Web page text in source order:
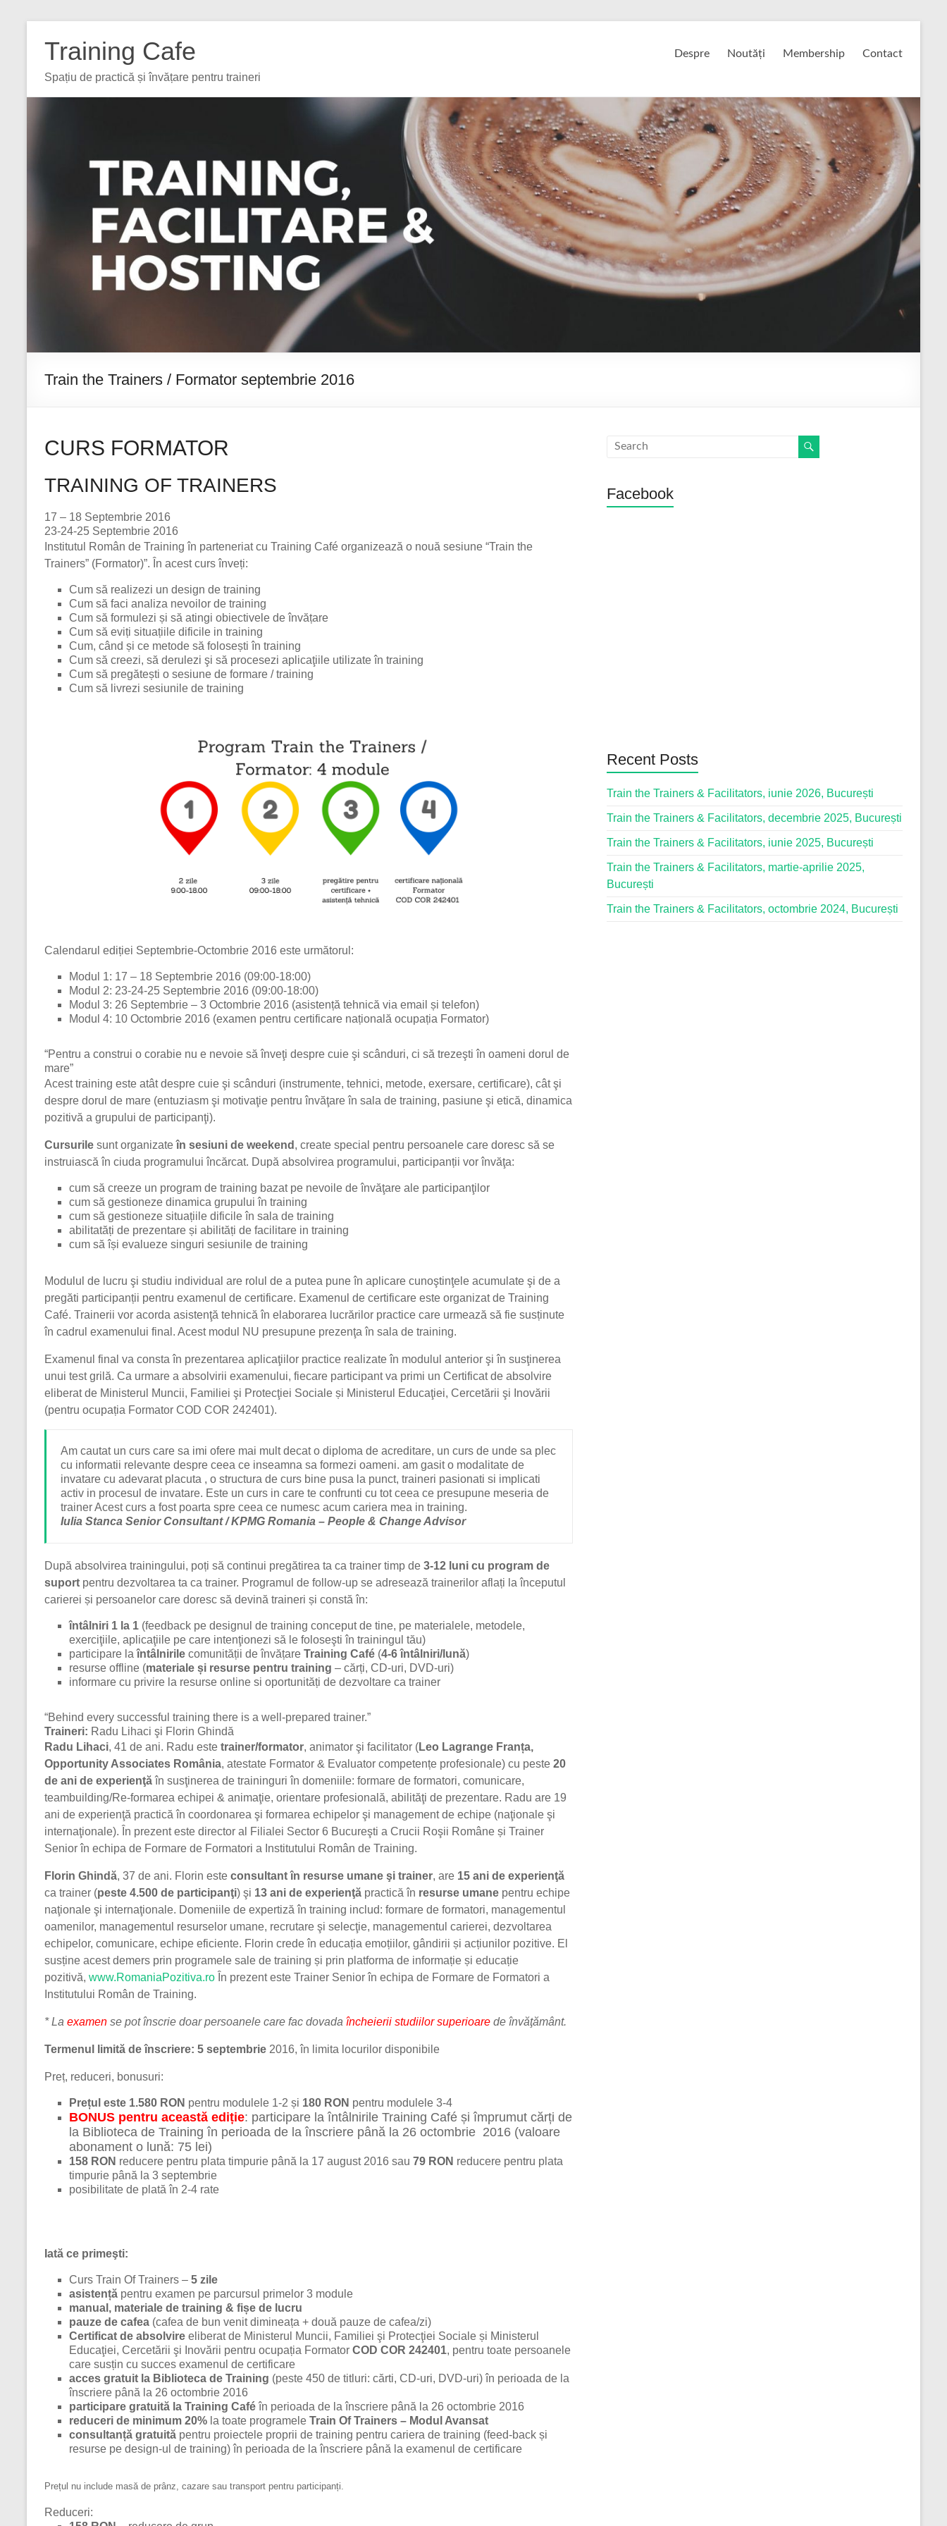
Training Cafe
Spațiu de practică și învățare pentru traineri
Despre Noutăți Membership Contact
Train the Trainers / Formator septembrie 2016
CURS FORMATOR
TRAINING OF TRAINERS
17 – 18 Septembrie 2016
23-24-25 Septembrie 2016
Institutul Român de Training în parteneriat cu Training Café organizează o nouă sesiune “Train the
Trainers” (Formator)”. În acest curs înveți:
Cum să realizezi un design de training
Cum să faci analiza nevoilor de training
Cum să formulezi și să atingi obiectivele de învățare
Cum să eviți situațiile dificile in training
Cum, când și ce metode să folosești în training
Cum să creezi, să derulezi şi să procesezi aplicaţiile utilizate în training
Cum să pregătești o sesiune de formare / training
Cum să livrezi sesiunile de training
Calendarul ediției Septembrie-Octombrie 2016 este următorul:
Modul 1: 17 – 18 Septembrie 2016 (09:00-18:00)
Modul 2: 23-24-25 Septembrie 2016 (09:00-18:00)
Modul 3: 26 Septembrie – 3 Octombrie 2016 (asistență tehnică via email și telefon)
Modul 4: 10 Octombrie 2016 (examen pentru certificare națională ocupația Formator)
“Pentru a construi o corabie nu e nevoie să înveţi despre cuie şi scânduri, ci să trezeşti în oameni dorul de
mare”
Acest training este atât despre cuie şi scânduri (instrumente, tehnici, metode, exersare, certificare), cât şi
despre dorul de mare (entuziasm şi motivaţie pentru învăţare în sala de training, pasiune şi etică, dinamica
pozitivă a grupului de participanţi).
Cursurile sunt organizateîn sesiuni de weekend , create special pentru persoanele care doresc să se
instruiască în ciuda programului încărcat. După absolvirea programului, participanții vor învăţa:
cum să creeze un program de training bazat pe nevoile de învăţare ale participanţilor
cum să gestioneze dinamica grupului în training
cum să gestioneze situațiile dificile în sala de training
abilitatăți de prezentare și abilități de facilitare in training
cum să își evalueze singuri sesiunile de training
Modulul de lucru şi studiu individual are rolul de a putea pune în aplicare cunoştinţele acumulate şi de a
pregăti participanții pentru examenul de certificare. Examenul de certificare este organizat de Training
Café. Trainerii vor acorda asistenţă tehnică în elaborarea lucrărilor practice care urmează să fie susținute
în cadrul examenului final. Acest modul NU presupune prezenţa în sala de training.
Examenul final va consta în prezentarea aplicaţiilor practice realizate în modulul anterior şi în susţinerea
unui test grilă. Ca urmare a absolvirii examenului, fiecare participant va primi un Certificat de absolvire
eliberat de Ministerul Muncii, Familiei şi Protecţiei Sociale și Ministerul Educaţiei, Cercetării şi Inovării
(pentru ocupația Formator COD COR 242401).
Am cautat un curs care sa imi ofere mai mult decat o diploma de acreditare, un curs de unde sa plec
cu informatii relevante despre ceea ce inseamna sa formezi oameni. am gasit o modalitate de
invatare cu adevarat placuta , o structura de curs bine pusa la punct, traineri pasionati si implicati
activ in procesul de invatare. Este un curs in care te confrunti cu tot ceea ce presupune meseria de
trainer Acest curs a fost poarta spre ceea ce numesc acum cariera mea in training.
Iulia Stanca Senior Consultant / KPMG Romania – People & Change Advisor
După absolvirea trainingului, poți să continui pregătirea ta ca trainer timp de 3-12 luni cu program de
suport pentru dezvoltarea ta ca trainer. Programul de follow-up se adresează trainerilor aflați la începutul
carierei și persoanelor care doresc să devină traineri și constă în:
întâlniri 1 la 1 (feedback pe designul de training conceput de tine, pe materialele, metodele,
exerciţiile, aplicaţiile pe care intenţionezi să le foloseşti în trainingul tău)
participare laîntâlnirile comunității de învățare Training Café (4-6 întâlniri/lună)
resurse offline (materiale și resurse pentru training – cărți, CD-uri, DVD-uri)
informare cu privire la resurse online si oportunități de dezvoltare ca trainer
“Behind every successful training there is a well-prepared trainer.”
Traineri: Radu Lihaci şi Florin Ghindă
Radu Lihaci, 41 de ani. Radu este trainer/formator, animator şi facilitator (Leo Lagrange Franța,
Opportunity Associates România, atestate Formator & Evaluator competențe profesionale) cu peste 20
de ani de experienţăîn susţinerea de traininguri în domeniile: formare de formatori, comunicare,
teambuilding/Re-formarea echipei & animaţie, orientare profesională, abilităţi de prezentare. Radu are 19
ani de experienţă practică în coordonarea şi formarea echipelor şi management de echipe (naţionale şi
internaţionale). În prezent este director al Filialei Sector 6 Bucureşti a Crucii Roşii Române și Trainer
Senior în echipa de Formare de Formatori a Institutului Român de Training.
Florin Ghindă, 37 de ani. Florin este consultant în resurse umane şi trainer, are 15 ani de experienţă
ca trainer (peste 4.500 de participanţi) şi 13 ani de experienţă practică în resurse umane pentru echipe
naţionale şi internaţionale. Domeniile de expertiză în training includ: formare de formatori, managementul
oamenilor, managementul resurselor umane, recrutare şi selecţie, managementul carierei, dezvoltarea
echipelor, comunicare, echipe eficiente. Florin crede în educația emoțiilor, gândirii și acțiunilor pozitive. El
susține acest demers prin programele sale de training și prin platforma de informație și educație
pozitivă, www.RomaniaPozitiva.ro În prezent este Trainer Senior în echipa de Formare de Formatori a
Institutului Român de Training.
* La examen se pot înscrie doar persoanele care fac dovada încheierii studiilor superioare de învăţământ.
Termenul limită de înscriere: 5 septembrie 2016, în limita locurilor disponibile
Preț, reduceri, bonusuri:
Prețul este 1.580 RON pentru modulele 1-2 și 180 RON pentru modulele 3-4
BONUS pentru această ediție: participare la întâlnirile Training Café și împrumut cărți de
la Biblioteca de Training în perioada de la înscriere până la 26 octombrie 2016 (valoare
abonament o lună: 75 lei)
158 RON reducere pentru plata timpurie până la 17 august 2016 sau 79 RON reducere pentru plata
timpurie până la 3 septembrie
posibilitate de plată în 2-4 rate
Iată ce primeşti:
Curs Train Of Trainers – 5 zile
asistență pentru examen pe parcursul primelor 3 module
manual, materiale de training & fișe de lucru
pauze de cafea (cafea de bun venit dimineața + două pauze de cafea/zi)
Certificat de absolvire eliberat de Ministerul Muncii, Familiei şi Protecţiei Sociale și Ministerul
Educaţiei, Cercetării şi Inovării pentru ocupația Formator COD COR 242401, pentru toate persoanele
care susțin cu succes examenul de certificare
acces gratuit la Biblioteca de Training (peste 450 de titluri: cărti, CD-uri, DVD-uri) în perioada de la
înscriere până la 26 octombrie 2016
participare gratuită la Training Caféîn perioada de la înscriere până la 26 octombrie 2016
reduceri de minimum 20% la toate programele Train Of Trainers – Modul Avansat
consultanță gratuită pentru proiectele proprii de training pentru cariera de training (feed-back și
resurse pe design-ul de training) în perioada de la înscriere până la examenul de certificare
Prețul nu include masă de prânz, cazare sau transport pentru participanți.
Reduceri:
Facebook
Recent Posts
Train the Trainers & Facilitators, iunie 2026, București
Train the Trainers & Facilitators, decembrie 2025, București
Train the Trainers & Facilitators, iunie 2025, București
Train the Trainers & Facilitators, martie-aprilie 2025,
București
Train the Trainers & Facilitators, octombrie 2024, București